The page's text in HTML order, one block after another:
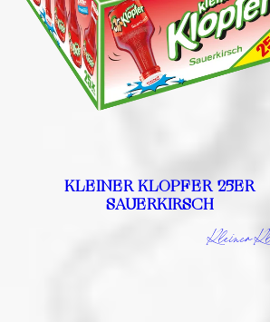
KLEINER KLOPFER 25ER
SAUERKIRSCH
Kleiner